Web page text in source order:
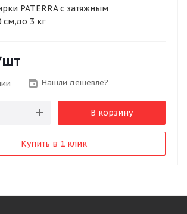
PATERRA с затяжным
см,до 3 кг
Нашли дешевле?
В корзину
Купить в 1 клик